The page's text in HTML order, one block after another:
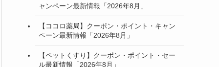
ャンペーン最新情報「2026年8月」
【ココロ薬局】クーポン・ポイント・キャン
ペーン最新情報「2026年8月」
【ペットくすり】クーポン・ポイント・セー
ル最新情報「2026年8月」